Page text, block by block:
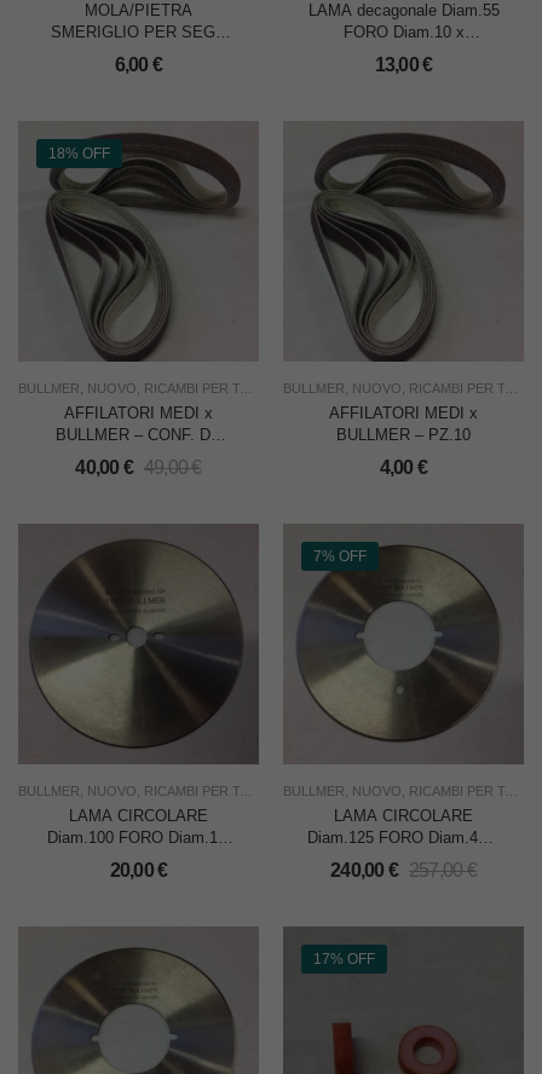
MOLA/PIETRA
SMERIGLIO PER SEGA
NASTRO BULLMER
775/776/777/778 = CARON
6,00 €
LAMA decagonale Diam.55
FORO Diam.10 x
BULLMER 604 –
CADAUNA
13,00€
18% OFF
BULLMER NUOVO RICAMBI PER TAGLIERINE TAGLIO USO INDUSTRIA
AFFILATORI MEDI x
BULLMER – CONF. DA
100 PZ.
40,00 € 49,00€
BULLMER NUOVO RICAMBI PER TAGLIERINE
AFFILATORI MEDI x
BULLMER – PZ.10
4,00 €
BULLMER NUOVO RICAMBI PER TAGLIERINE TAGLIO USO INDUSTRIA
LAMA CIRCOLARE
Diam.100 FORO Diam.10-
26 x BULLMER 607 –
CADAUNA
20,00€
7% OFF
BULLMER NUOVO RICAMBI PER TAGLIERINE
LAMA CIRCOLARE
Diam.125 FORO Diam.45 x
BULLMER 840 – CONF.
DA 10 PZ.
240,00 € 257,00€
17% OFF